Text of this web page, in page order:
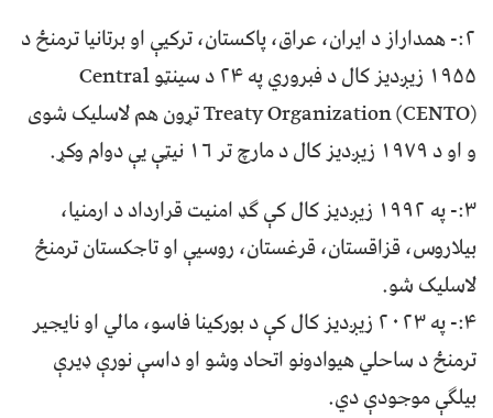
۲:- همداراز د ایران، عراق، پاکستان، ترکيې او برتانیا ترمنځ د
۱۹۵۵ زیږديز کال د فبروري په ۲۴ د سينټو Central
Treaty Organization (CENTO) تړون هم لاسليک شوی
و او د ۱۹۷۹ زیږديز کال د مارچ تر ۱۶ نیټې یې دوام وکړ.
۳:- په ۱۹۹۲ زیږدیز کال کې ګډ امنيت قرارداد د ارمنیا،
بیلاروس، قزاقستان، قرغستان، روسیې او تاجکستان ترمنځ
لاسلیک شو.
۴:- په ۲۰۲۳ زیږدیز کال کې د بورکینا فاسو، مالي او نايجیر
ترمنځ د ساحلي هیوادونو اتحاد وشو او داسې نورې ډیرې
بیلگې موجودې دي.